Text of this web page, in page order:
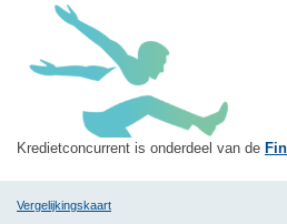
Kredietconcurrent is onderdeel van de
Vergelijkingskaart